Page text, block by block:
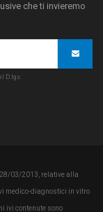
che ti invieremo
D.lgs.
03/2013, relative alla
medico-diagnostici in vitro
ivi contenute sono